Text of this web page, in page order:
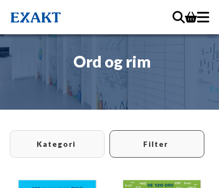
Ord og rim
Kategori Filter